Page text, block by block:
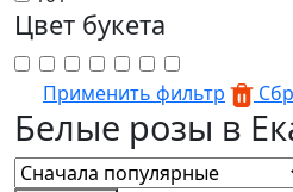
Цвет букета
Применить фильтр
Белые розы в